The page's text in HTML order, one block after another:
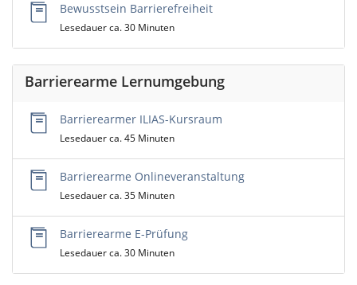
Bewusstsein Barrierefreiheit
Lesedauer ca. 30 Minuten
Barrierearme Lernumgebung
Barrierearmer ILIAS-Kursraum
Lesedauer ca. 45 Minuten
Barrierearme Onlineveranstaltung
Lesedauer ca. 35 Minuten
Barrierearme E-Prüfung
Lesedauer ca. 30 Minuten